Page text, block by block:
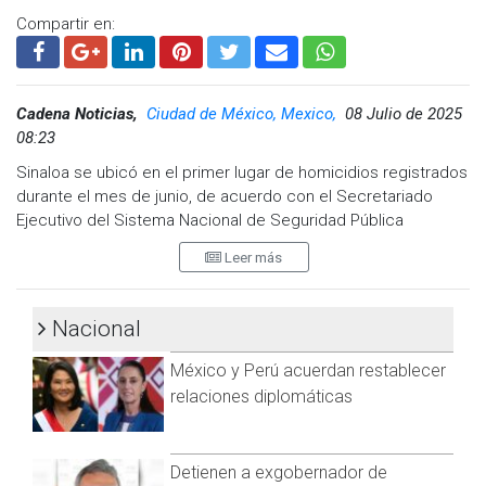
regiones prioritarias y mantener la tendencia descendente
en la incidencia delictiva.
Visita y accede a todo nuestro contenido |
www.cadenanoticias.com| Twitter:@cadena_noticias |
Facebook:
@cadenanoticiasmx
| TikTok: @CadenaNoticias
Whatsapp:
@CadenaNoticias | Telegram: @CadenaNoticias
Compartir en:
Cadena Noticias, Ciudad de México, Mexico, 08 Julio de 2025
08:23
Sinaloa se ubicó en el primer lugar de homicidios registrados
durante el mes de junio, de acuerdo con el Secretariado
Ejecutivo del Sistema Nacional de Seguridad Pública
(SESNP). Junto a Guanajuato y Baja California, estas tres
entidades concentraron más del 24% del total nacional de
asesinatos en ese mes.
Marcela Figueroa, titular del SESNP, detalló que Guanajuato
representó el 8.7% de los homicidios cometidos en junio,
mientras que Baja California acumuló el 8.2%. En conjunto,
siete entidades concentraron el 54% de los homicidios
registrados a nivel nacional.
En cuanto al acumulado del primer semestre de 2025,
Leer más
Nacional
México y Perú acuerdan restablecer
relaciones diplomáticas
Detienen a exgobernador de